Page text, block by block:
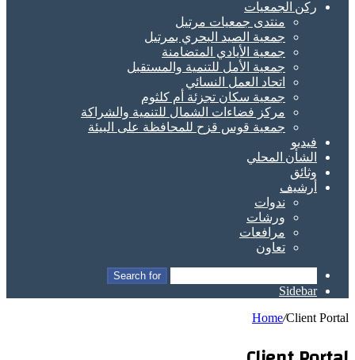
ركن الجمعيات
منتدى جمعيات مرتيل
جمعية الصيد البحري بمرتيل
جمعية الأيادي المتضامنة
جمعية الأمل للتنمية والمستقبل
اتحاد العمل النسائي
جمعية سكان تجزئة أم كلثوم
مركز فضاءات الشمال للتنمية والشراكة
جمعية قوس قزح للمحافظة على البيئة
فيديو
الشأن المحلي
وثائق
أرشيف
ندوات
ورشات
مرافعات
تعاون
Search for
Sidebar
Home/Client Portal